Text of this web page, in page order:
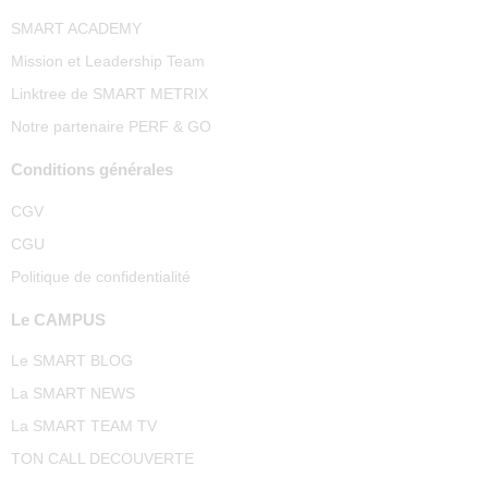
SMART ACADEMY
Mission et Leadership Team
Linktree de SMART METRIX
Notre partenaire PERF & GO
Conditions générales
CGV
CGU
Politique de confidentialité
Le CAMPUS
Le SMART BLOG
La SMART NEWS
La SMART TEAM TV
TON CALL DECOUVERTE